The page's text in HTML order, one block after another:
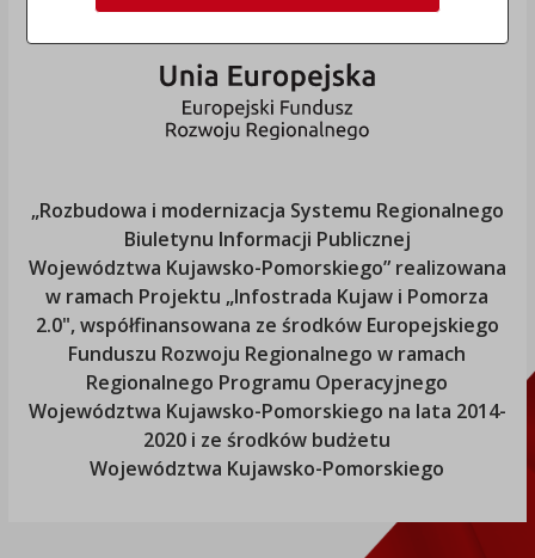
„Rozbudowa i modernizacja Systemu Regionalnego
Biuletynu Informacji Publicznej
Województwa Kujawsko-Pomorskiego” realizowana
w ramach Projektu „Infostrada Kujaw i Pomorza
2.0", współfinansowana ze środków Europejskiego
Funduszu Rozwoju Regionalnego w ramach
Regionalnego Programu Operacyjnego
Województwa Kujawsko-Pomorskiego na lata 2014-
2020 i ze środków budżetu
Województwa Kujawsko-Pomorskiego